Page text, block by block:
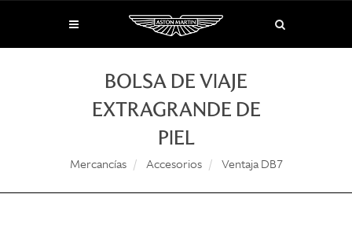
BOLSA DE VIAJE
EXTRAGRANDE DE
PIEL
Mercancías Accesorios Ventaja DB7